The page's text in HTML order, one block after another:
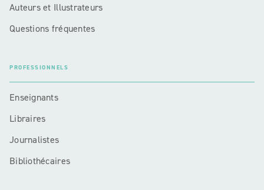
Auteurs et Illustrateurs
Questions fréquentes
PROFESSIONNELS
Enseignants
Libraires
Journalistes
Bibliothécaires